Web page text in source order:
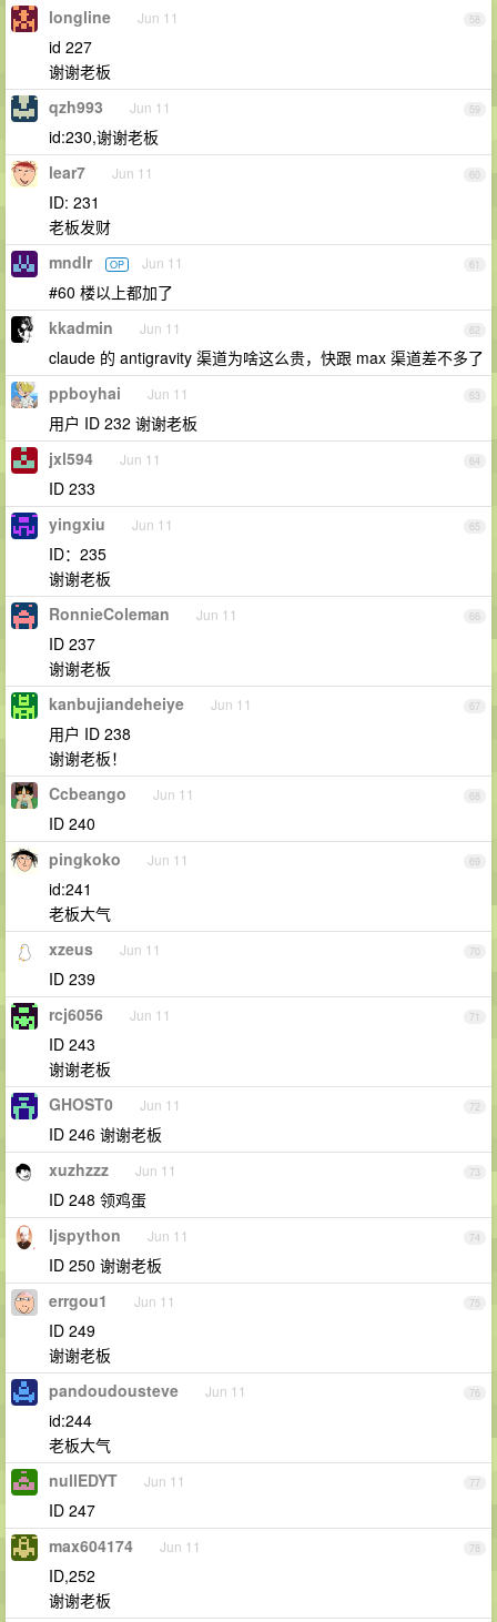
58
longline Jun 11
id 227
谢谢老板
59
qzh993 Jun 11
id:230,谢谢老板
60
lear7 Jun 11
ID: 231
老板发财
61
mndlr OP Jun 11
#60 楼以上都加了
62
kkadmin Jun 11
claude 的 antigravity 渠道为啥这么贵，快跟 max 渠道差不多了
63
ppboyhai Jun 11
用户 ID 232 谢谢老板
64
jxl594 Jun 11
ID 233
65
yingxiu Jun 11
ID：235
谢谢老板
66
RonnieColeman Jun 11
ID 237
谢谢老板
67
kanbujiandeheiye Jun 11
用户 ID 238
谢谢老板！
68
Ccbeango Jun 11
ID 240
69
pingkoko Jun 11
id:241
老板大气
70
xzeus Jun 11
ID 239
71
rcj6056 Jun 11
ID 243
谢谢老板
72
GHOST0 Jun 11
ID 246 谢谢老板
73
xuzhzzz Jun 11
ID 248 领鸡蛋
74
ljspython Jun 11
ID 250 谢谢老板
75
errgou1 Jun 11
ID 249
谢谢老板
76
pandoudousteve Jun 11
id:244
老板大气
77
nullEDYT Jun 11
ID 247
78
max604174 Jun 11
ID,252
谢谢老板